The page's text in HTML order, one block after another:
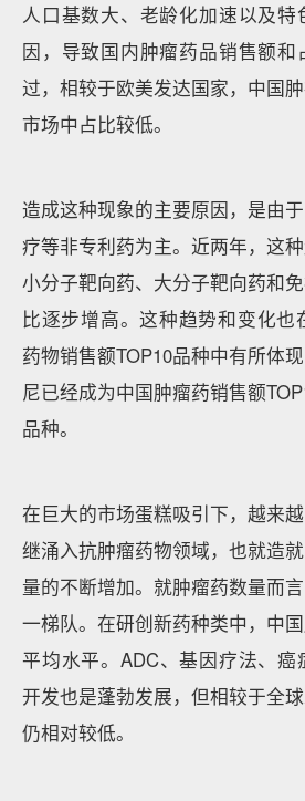
人口基数大、老龄化加速以及特
因，导致国内肿瘤药品销售额和
过，相较于欧美发达国家，中国
市场中占比较低。
造成这种现象的主要原因，是由
疗等非专利药为主。近两年，这种
小分子靶向药、大分子靶向药和
比逐步增高。这种趋势和变化也
药物销售额TOP10品种中有所体
尼已经成为中国肿瘤药销售额
品种。
在巨大的市场蛋糕吸引下，越来
继涌入抗肿瘤药物领域，也就造
量的不断增加。就肿瘤药数量而
一梯队。在研创新药种类中，中
平均水平。ADC、基因疗法、
开发也是蓬勃发展，但相较于全
仍相对较低。